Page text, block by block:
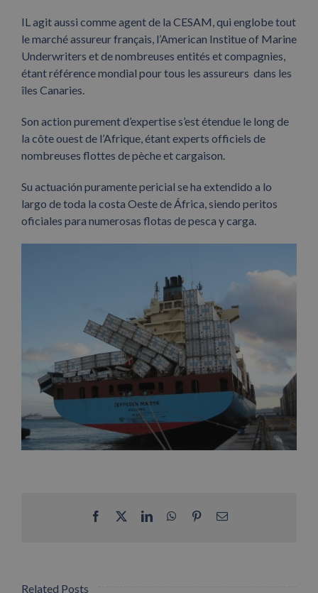
IL agit aussi comme agent de la CESAM, qui englobe tout
le marché assureur français, l’American Institue of Marine
Underwriters et de nombreuses entités et compagnies,
étant référence mondial pour tous les assureurs dans les
îles Canaries.
Son action purement d’expertise s’est étendue le long de
la côte ouest de l’Afrique, étant experts officiels de
nombreuses flottes de pèche et cargaison.
Su actuación puramente pericial se ha extendido a lo
largo de toda la costa Oeste de África, siendo peritos
oficiales para numerosas flotas de pesca y carga.
Facebook LinkedInWhatsApp
PinterestEmail
Related Posts